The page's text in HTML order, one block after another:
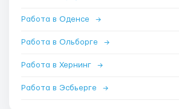
Работа в Оденсе →
Работа в Ольборге →
Работа в Хернинг →
Работа в Эсбьерге →